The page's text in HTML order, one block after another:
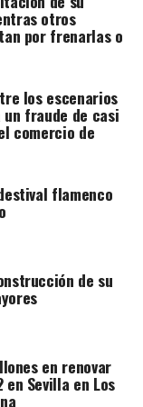
entre
por otro
Cazalla
el pasado
entradas y
situadas en La
y Córdoba,
en La
no precisa,
empresas
en el
correcto
registros.
de la
de
número 2,
La
otros
por frenarlas o
los escenarios
fraude de casi
comercio de
flamenco
de su
en renovar
Sevilla en Los